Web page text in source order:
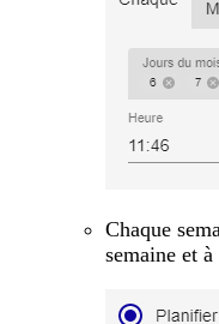
Chaque
semaine et